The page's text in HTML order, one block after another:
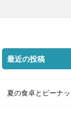
最近の投稿
夏の食卓とピーナ